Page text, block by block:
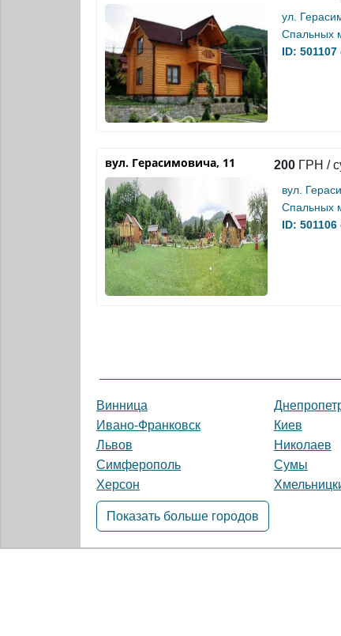
ул.
Спальных
ID: 501107
вул. Герасимовича, 11 200 ГРН /
вул.
Спальных
ID: 501106
Винница
Ивано-Франковск
Киев
Львов
Николаев
Симферополь
Сумы
Херсон
Показать больше городов